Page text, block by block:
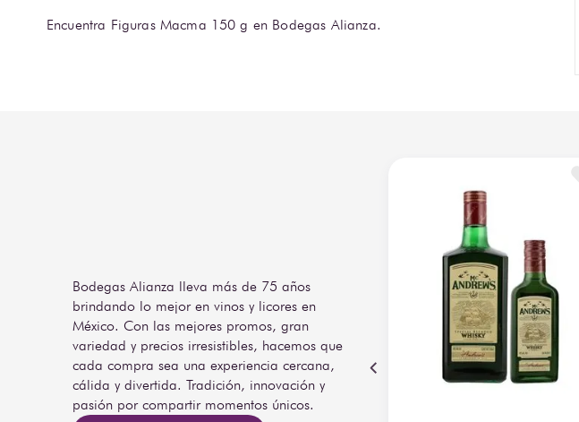
Encuentra Figuras Macma 150 g en Bodegas Alianza.
Bodegas Alianza lleva más de 75 años
brindando lo mejor en vinos y licores en
México. Con las mejores promos, gran
variedad y precios irresistibles, hacemos que
cada compra sea una experiencia cercana,
cálida y divertida. Tradición, innovación y
pasión por compartir momentos únicos.